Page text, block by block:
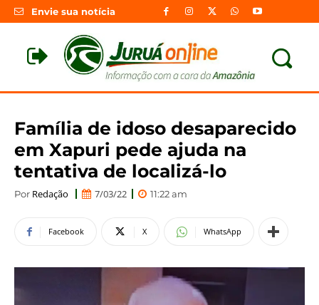
Envie sua notícia
Família de idoso desaparecido
em Xapuri pede ajuda na
tentativa de localizá-lo
Por Redação 7/03/22 11:22 am
Facebook X WhatsApp